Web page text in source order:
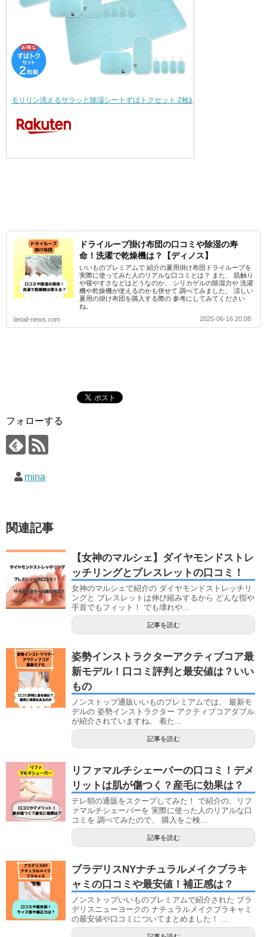
モリリン洗えるサラッと除湿シートずばトクセット 2枚組 日テレポシュレ(日
ドライループ掛け布団の口コミや除湿の寿
命！洗濯で乾燥機は？【ディノス】
いいものプレミアムで 紹介の夏用掛け布団ドライループを
実際に使ってみた人のリアルな口コミとは？ また、 肌触り
や寝やすさなどはどうなのか、 シリカゲルの除湿力や 洗濯
機や乾燥機が使えるのかも併せて 調べてみました。 涼しい
夏用の掛け布団を購入する際の 参考にしてみてください
ね。
detail-news.com
2025-06-16 20:08
フォローする
mina
関連記事
【女神のマルシェ】ダイヤモンドストレ
ッチリングとブレスレットの口コミ！
女神のマルシェで紹介の ダイヤモンドストレッチリ
ングと ブレスレットは伸び縮みするから どんな指や
手首でもフィット！ でも壊れや...
記事を読む
姿勢インストラクターアクティブコア最
新モデル！口コミ評判と最安値は？いい
もの
ノンストップ通販いいものプレミアムでは、 最新モ
デルの 姿勢インストラクター アクティブコアダブル
が紹介されていますね。 着た...
記事を読む
リファマルチシェーバーの口コミ！デメ
リットは肌が傷つく？産毛に効果は？
テレ朝の通販をスクープしてみた！ で紹介の、リフ
ァマルチシェーバーを 実際に使った人のリアルな口
コミを 調べてみたので、 購入をご検...
記事を読む
ブラデリスNYナチュラルメイクブラキ
ャミの口コミや最安値！補正感は？
ノンストップいいものプレミアムで紹介された ブラ
デリスニューヨークの ナチュラルメイクブラキャミ
の最安値や口コミについてまとめました！ ...